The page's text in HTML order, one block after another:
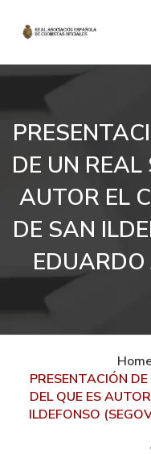
DE UN REAL
AUTOR EL
DE SAN
EDUARDO
PRESENTACIÓN
DEL QUE ES
ILDEFONSO